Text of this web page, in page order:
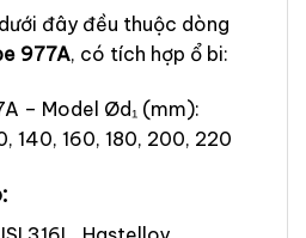
đây đều thuộc dòng
977A, có tích hợp ổ bi:
– Model Ød₁ (mm):
140, 160, 180, 200, 220